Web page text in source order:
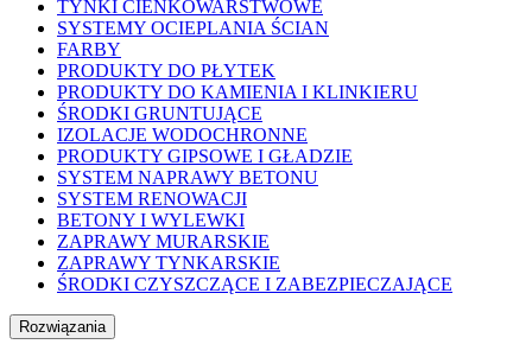
TYNKI CIENKOWARSTWOWE
SYSTEMY OCIEPLANIA ŚCIAN
FARBY
PRODUKTY DO PŁYTEK
PRODUKTY DO KAMIENIA I KLINKIERU
ŚRODKI GRUNTUJĄCE
IZOLACJE WODOCHRONNE
PRODUKTY GIPSOWE I GŁADZIE
SYSTEM NAPRAWY BETONU
SYSTEM RENOWACJI
BETONY I WYLEWKI
ZAPRAWY MURARSKIE
ZAPRAWY TYNKARSKIE
ŚRODKI CZYSZCZĄCE I ZABEZPIECZAJĄCE
Rozwiązania